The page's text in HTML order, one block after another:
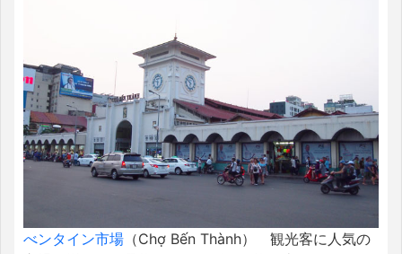
べンタイン市場 （Chợ Bến Thành） 観光客に人気の